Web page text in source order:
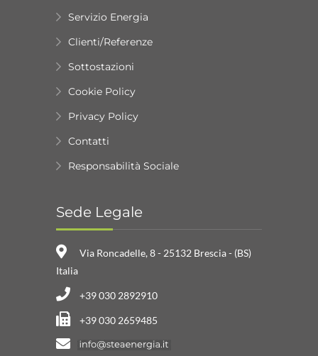
Servizio Energia
Clienti/Referenze
Sottostazioni
Cookie Policy
Privacy Policy
Contatti
Responsabilità Sociale
Sede Legale
Via Roncadelle, 8 - 25132 Brescia - (BS)
Italia
+39 030 2892910
+39 030 2659485